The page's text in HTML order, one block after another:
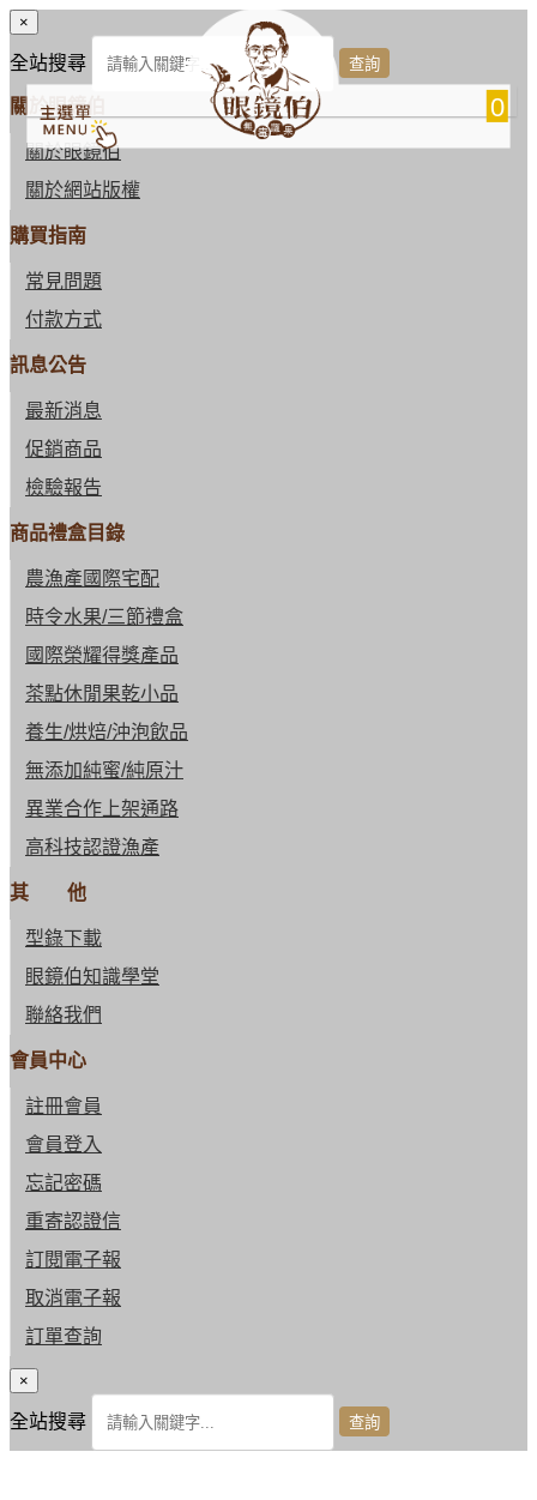
0
×
全站搜尋
關於眼鏡伯
關於眼鏡伯
關於網站版權
購買指南
常見問題
付款方式
訊息公告
最新消息
促銷商品
檢驗報告
商品禮盒目錄
農漁產國際宅配
時令水果/三節禮盒
國際榮耀得獎產品
茶點休閒果乾小品
養生/烘焙/沖泡飲品
無添加純蜜/純原汁
異業合作上架通路
高科技認證漁產
其 他
型錄下載
眼鏡伯知識學堂
聯絡我們
會員中心
註冊會員
會員登入
忘記密碼
重寄認證信
訂閱電子報
取消電子報
訂單查詢
×
全站搜尋